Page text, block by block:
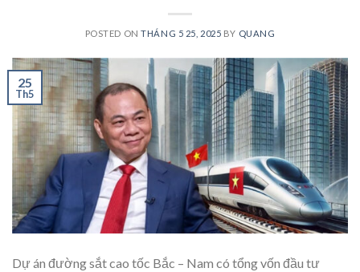
POSTED ONTHÁNG 5 25, 2025 BY QUANG
25
Th5
Dự án đường sắt cao tốc Bắc – Nam có tổng vốn đầu tư